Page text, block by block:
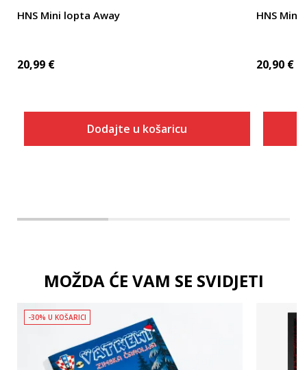
HNS Mini lopta Away
20,99 €
Dodajte u košaricu
HNS Mini
20,90 €
MOŽDA ĆE VAM SE SVIDJETI
-30% U KOŠARICI